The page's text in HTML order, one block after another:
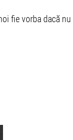
fie vorba dacă